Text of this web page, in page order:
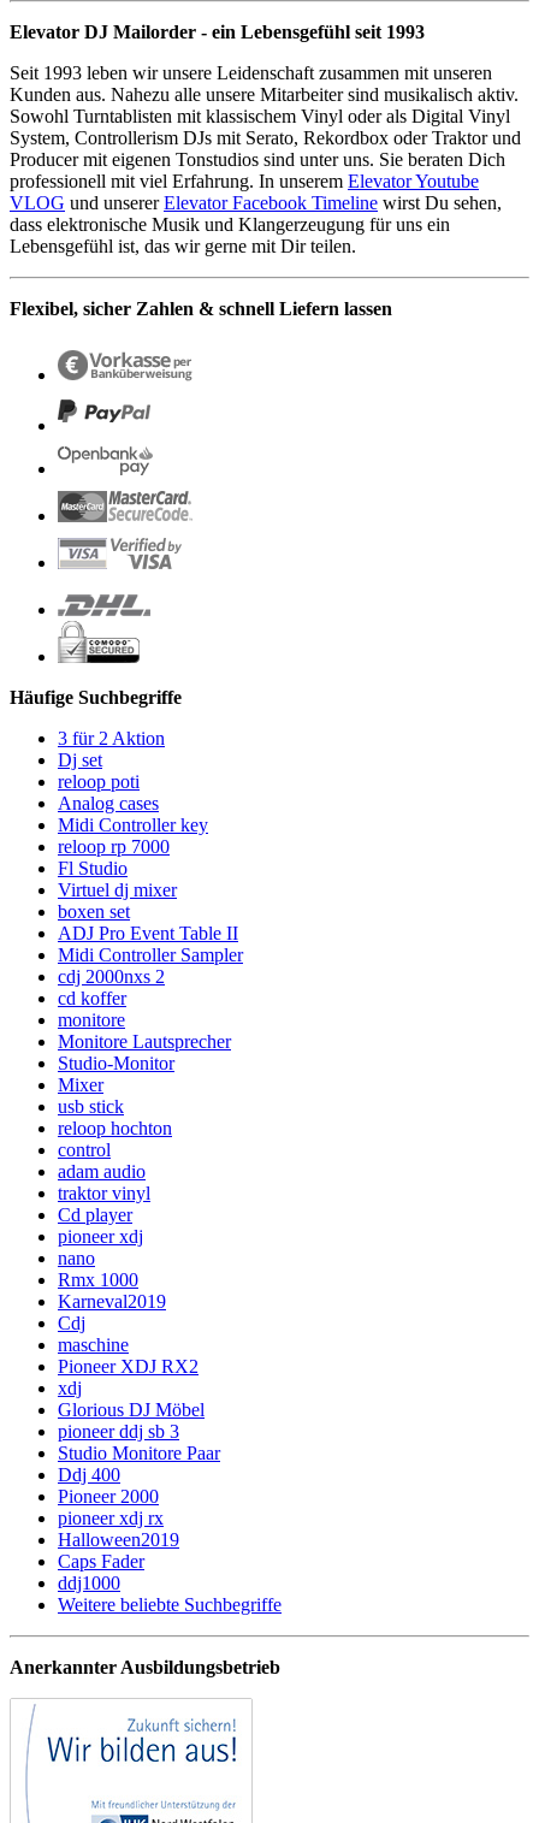
Elevator DJ Mailorder - ein Lebensgefühl seit 1993
Seit 1993 leben wir unsere Leidenschaft zusammen mit unseren
Kunden aus. Nahezu alle unsere Mitarbeiter sind musikalisch aktiv.
Sowohl Turntablisten mit klassischem Vinyl oder als Digital Vinyl
System, Controllerism DJs mit Serato, Rekordbox oder Traktor und
Producer mit eigenen Tonstudios sind unter uns. Sie beraten Dich
professionell mit viel Erfahrung. In unserem Elevator Youtube
VLOG und unsererElevator Facebook Timeline wirst Du sehen,
dass elektronische Musik und Klangerzeugung für uns ein
Lebensgefühl ist, das wir gerne mit Dir teilen.
Flexibel, sicher Zahlen & schnell Liefern lassen
Häufige Suchbegriffe
3 für 2 Aktion
Dj set
reloop poti
Analog cases
Midi Controller key
reloop rp 7000
Fl Studio
Virtuel dj mixer
boxen set
ADJ Pro Event Table II
Midi Controller Sampler
cdj 2000nxs 2
cd koffer
monitore
Monitore Lautsprecher
Studio-Monitor
Mixer
usb stick
reloop hochton
control
adam audio
traktor vinyl
Cd player
pioneer xdj
nano
Rmx 1000
Karneval2019
Cdj
maschine
Pioneer XDJ RX2
xdj
Glorious DJ Möbel
pioneer ddj sb 3
Studio Monitore Paar
Ddj 400
Pioneer 2000
pioneer xdj rx
Halloween2019
Caps Fader
ddj1000
Weitere beliebte Suchbegriffe
Anerkannter Ausbildungsbetrieb